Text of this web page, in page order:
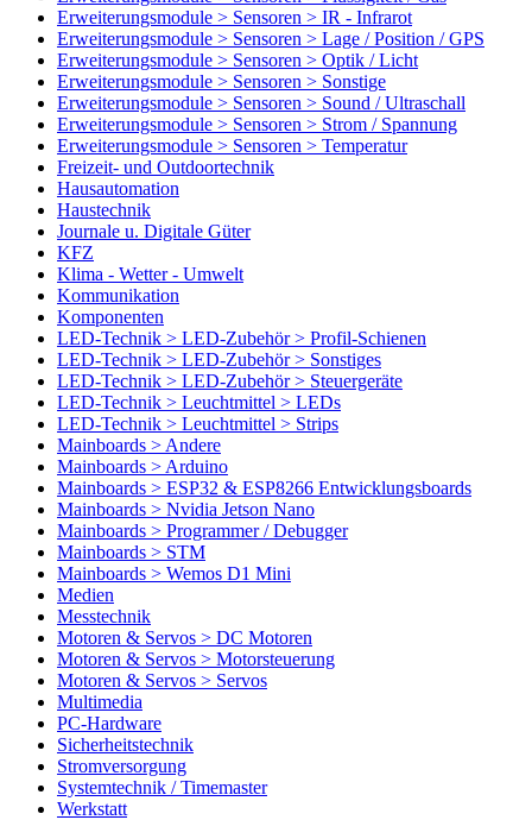
Erweiterungsmodule > Sensoren > IR - Infrarot
Erweiterungsmodule > Sensoren > Lage / Position / GPS
Erweiterungsmodule > Sensoren > Optik / Licht
Erweiterungsmodule > Sensoren > Sonstige
Erweiterungsmodule > Sensoren > Sound / Ultraschall
Erweiterungsmodule > Sensoren > Strom / Spannung
Erweiterungsmodule > Sensoren > Temperatur
Freizeit- und Outdoortechnik
Hausautomation
Haustechnik
Journale u. Digitale Güter
KFZ
Klima - Wetter - Umwelt
Kommunikation
Komponenten
LED-Technik > LED-Zubehör > Profil-Schienen
LED-Technik > LED-Zubehör > Sonstiges
LED-Technik > LED-Zubehör > Steuergeräte
LED-Technik > Leuchtmittel > LEDs
LED-Technik > Leuchtmittel > Strips
Mainboards > Andere
Mainboards > Arduino
Mainboards > ESP32 & ESP8266 Entwicklungsboards
Mainboards > Nvidia Jetson Nano
Mainboards > Programmer / Debugger
Mainboards > STM
Mainboards > Wemos D1 Mini
Medien
Messtechnik
Motoren & Servos > DC Motoren
Motoren & Servos > Motorsteuerung
Motoren & Servos > Servos
Multimedia
PC-Hardware
Sicherheitstechnik
Stromversorgung
Systemtechnik / Timemaster
Werkstatt